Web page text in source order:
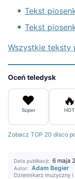
Tekst
Tekst
Wszystkie
Oceń teledysk
❤️
Super
🔥
HOT
Zobacz TOP 20 disco
Data publikacji: 6 maja
Autor: Adam Begier
Dziennikarz muzyczny